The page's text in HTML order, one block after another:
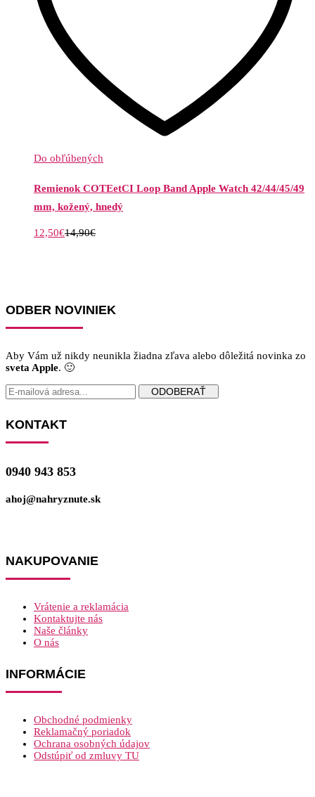
Do obľúbených
Remienok COTEetCI Loop Band Apple Watch 42/44/45/49
mm, kožený, hnedý
12,50€14,90€
ODBER NOVINIEK
Aby Vám už nikdy neunikla žiadna zľava alebo dôležitá novinka zo
sveta Apple. 🙂
KONTAKT
0940 943 853
ahoj@nahryznute.sk
NAKUPOVANIE
Vrátenie a reklamácia
Kontaktujte nás
Naše články
O nás
INFORMÁCIE
Obchodné podmienky
Reklamačný poriadok
Ochrana osobných údajov
Odstúpiť od zmluvy TU